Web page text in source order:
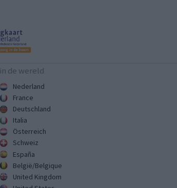
in de wereld
Nederland
France
Deutschland
Italia
Österreich
Schweiz
España
België/Belgique
United Kingdom